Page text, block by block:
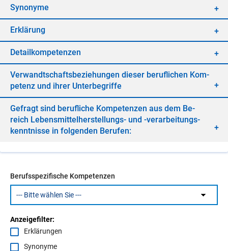
Syn­ony­me
Er­klä­rung
De­tail­kom­pe­ten­zen
Ver­wandt­schafts­be­zie­hun­gen die­ser be­ruf­li­chen Kom­
pe­tenz und ih­rer Un­ter­be­grif­fe
Ge­fragt sind be­ruf­li­che Kom­pe­ten­zen aus dem Be­
reich Le­bens­mit­tel­her­stel­lungs- und -ver­ar­bei­tungs­
kennt­nis­se in fol­gen­den Be­ru­fen:
Berufsspezifische Kompetenzen
Anzeigefilter:
Erklärungen
Synonyme